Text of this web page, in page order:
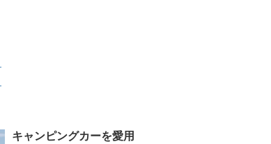
キャンピングカーを愛用